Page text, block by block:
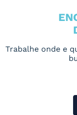
Trabalhe onde e